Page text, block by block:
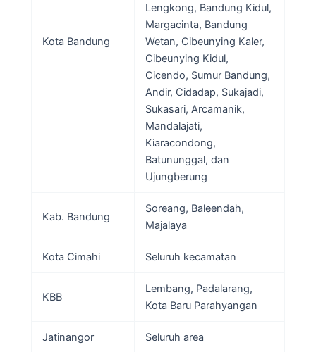
Kota Bandung
Lengkong, Bandung Kidul,
Margacinta, Bandung
Wetan, Cibeunying Kaler,
Cibeunying Kidul,
Cicendo, Sumur Bandung,
Andir, Cidadap, Sukajadi,
Sukasari, Arcamanik,
Mandalajati,
Kiaracondong,
Batununggal, dan
Ujungberung
Kab. Bandung
Soreang, Baleendah,
Majalaya
Kota Cimahi Seluruh kecamatan
KBB
Lembang, Padalarang,
Kota Baru Parahyangan
Jatinangor Seluruh area